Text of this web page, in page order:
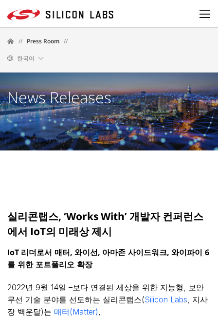
// Press Room //
한국어
News Releases
실리콘랩스, ‘Works With’ 개발자 컨퍼런스
에서 IoT의 미래상 제시
IoT 리더로서 매터, 와이선, 아마존 사이드워크, 와이파이 6
를 위한 포트폴리오 확장
2022년 9월 14일 –보다 연결된 세상을 위한 지능형, 보안
무선 기술 분야를 선도하는 실리콘랩스(Silicon Labs, 지사
장 백운달)는 매터(Matter),